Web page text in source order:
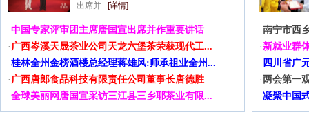
出席并...[详情]
·中国专家评审团主席唐国宣出席并作重要讲话
· 广西岑溪天晟茶业公司天龙六堡茶荣获现代工...
·桂林全州金榜酒楼总经理蒋雄风:师承祖业全州...
· 广西唐郎食品科技有限责任公司董事长唐德胜
·全球美丽网唐国宣采访三江县三乡耶茶业有限...
·南宁市西
·新就业群
· 四川省广
· 两会第一
·凝聚中国